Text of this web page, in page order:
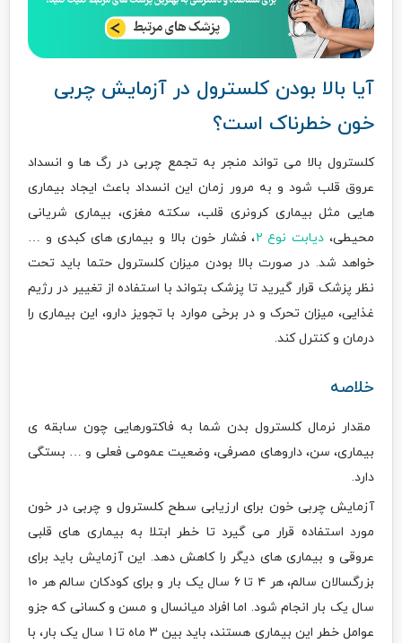
آیا بالا بودن کلسترول در آزمایش چربی
خون خطرناک است؟
کلسترول بالا می تواند منجر به تجمع چربی در رگ ها و انسداد
عروق قلب شود و به مرور زمان این انسداد باعث ایجاد بیماری
هایی مثل بیماری کرونری قلب، سکته مغزی، بیماری شریانی
محیطی، دیابت نوع ۲
، فشار خون بالا و بیماری های کبدی و …
خواهد شد. در صورت بالا بودن میزان کلسترول حتما باید تحت
نظر پزشک قرار گیرید تا پزشک بتواند با استفاده از تغییر در رژیم
غذایی، میزان تحرک و در برخی موارد با تجویز دارو، این بیماری را
درمان و کنترل کند.
خلاصه
مقدار نرمال کلسترول بدن شما به فاکتورهایی چون سابقه ی
بیماری، سن، داروهای مصرفی، وضعیت عمومی فعلی و … بستگی
دارد.
آزمایش چربی خون برای ارزیابی سطح کلسترول و چربی در خون
مورد استفاده قرار می گیرد تا خطر ابتلا به بیماری های قلبی
عروقی و بیماری های دیگر را کاهش دهد. این آزمایش باید برای
بزرگسالان سالم، هر ۴ تا ۶ سال یک بار و برای کودکان سالم هر ۱۰
سال یک بار انجام شود. اما افراد میانسال و مسن و کسانی که جزو
عوامل خطر این بیماری هستند، باید بین ۳ ماه تا ۱ سال یک بار، با